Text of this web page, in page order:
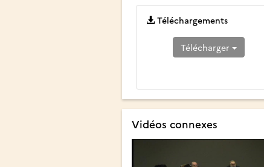
Téléchargements
Télécharger
Vidéos connexes